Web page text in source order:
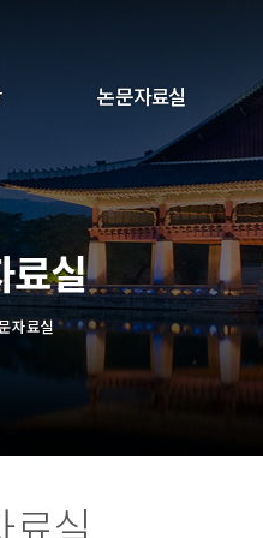
논문자료실
자료실
료실
료실